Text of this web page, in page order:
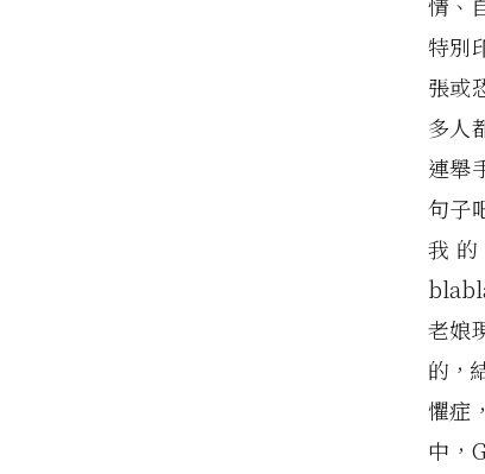
情、
特別
張或
多人
連舉
句子
我
老娘
的，
懼症
中，